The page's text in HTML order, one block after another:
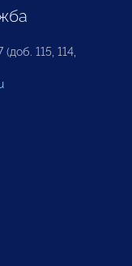
115, 114,